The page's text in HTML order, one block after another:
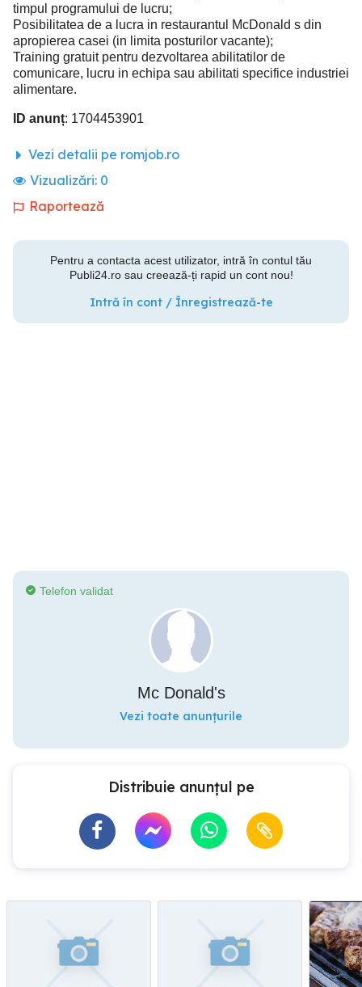
timpul programului de lucru;
Posibilitatea de a lucra in restaurantul McDonald s din
apropierea casei (in limita posturilor vacante);
Training gratuit pentru dezvoltarea abilitatilor de
comunicare, lucru in echipa sau abilitati specifice industriei
alimentare.
ID anunț: 1704453901
Vezi detalii pe romjob.ro
Vizualizări: 0
Raportează
Pentru a contacta acest utilizator, intră în contul tău
Publi24.ro sau creează-ți rapid un cont nou!
Intră în cont / Înregistrează-te
Telefon validat
Mc Donald's
Vezi toate anunțurile
Distribuie anunțul pe